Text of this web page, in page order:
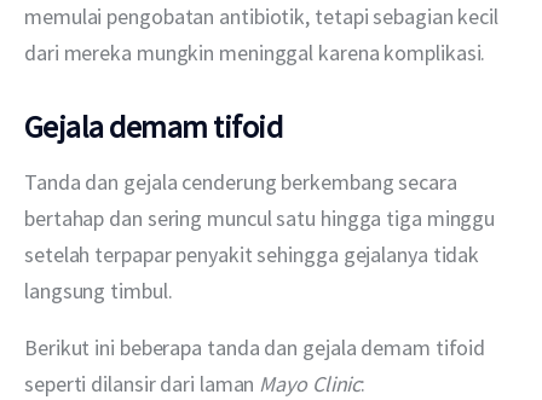
memulai pengobatan antibiotik, tetapi sebagian kecil
dari mereka mungkin meninggal karena komplikasi.
Gejala demam tifoid
Tanda dan gejala cenderung berkembang secara
bertahap dan sering muncul satu hingga tiga minggu
setelah terpapar penyakit sehingga gejalanya tidak
langsung timbul.
Berikut ini beberapa tanda dan gejala demam tifoid
seperti dilansir dari laman Mayo Clinic: